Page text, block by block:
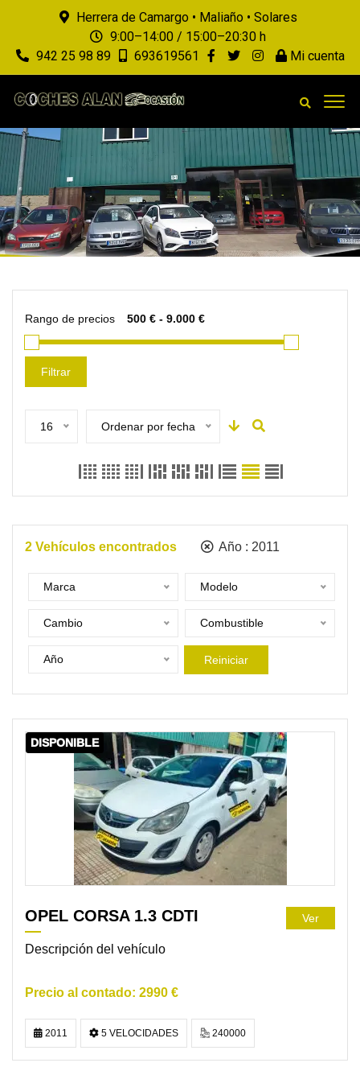
Herrera de Camargo • Maliaño • Solares
9:00–14:00 / 15:00–20:30 h
942 25 98 89
693619561 Mi cuenta
Rango de precios
Filtrar
16 Ordenar por fecha
2 Vehículos encontrados Año : 2011
Marca Modelo
Cambio Combustible
Año Reiniciar
DISPONIBLE
OPEL CORSA 1.3 CDTI
Descripción del vehículo
2990 €
Ver
2011 5 VELOCIDADES 240000